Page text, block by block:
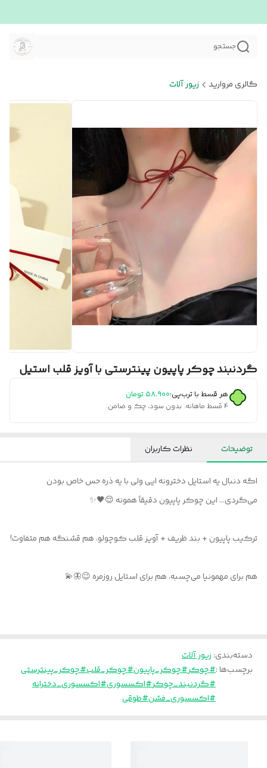
جستجو
گالری مروارید زیور آلات
گردنبند چوکر پاپیون پینترستی با آویز قلب استیل
هر قسط با ترب‌پی:۵۸٬۹۰۰ تومان
۴ قسط ماهانه. بدون سود، چک و ضامن.
توضیحات نظرات کاربران
اگه دنبال یه استایل دخترونه‌ ایی ولی با یه ذره حس خاص بودن
می‌گردی… این چوکر پاپیون دقیقاً همونه 😌🖤✨
ترکیب پاپیون + بند ظریف + آویز قلب کوچولو، هم قشنگه هم متفاوت!
هم برای مهمونیا می‌چسبه، هم برای استایل روزمره 😉🦋💫
دسته‌بندی: زیور آلات
برچسب‌ها :#چوکر#چوکر_پاپیون#چوکر_قلب#چوکر_پینترستی
#گردنبند_چوکر#اکسسوری#اکسسوری_دخترانه
#اکسسوری_فشن#طوقی